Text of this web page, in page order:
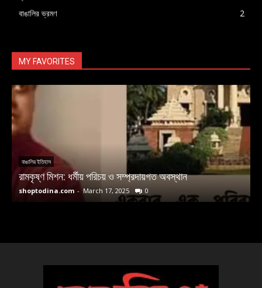
বাঙালির ভ্রমণ
2
MY FAVORITES
বাঙালির ইতিহাস
রামকৃষ্ণ মিশন: ধর্মীয় পরিচয় ও সম্প্রদায়গত অবস্থান
shoptodina.com - March 17, 2025 0